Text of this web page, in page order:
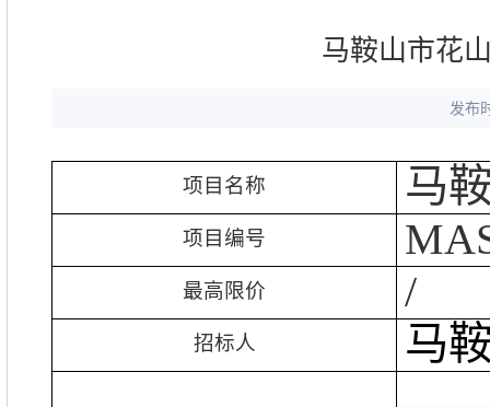
马鞍山市花
发布
项目名称 马
项目编号
最高限价 /
招标人 马